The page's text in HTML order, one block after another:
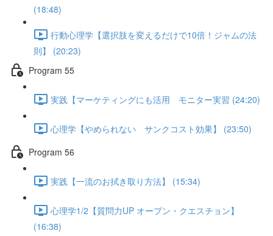
(18:48)
行動心理学【選択肢を変えるだけで10倍！ジャムの法
則】 (20:23)
Program 55
実践【マーケティングにも活用 モニター実習 (24:20)
心理学【やめられない サンクコスト効果】 (23:50)
Program 56
実践【一流のお拭き取り方法】 (15:34)
心理学1/2【質問力UP オープン・クエスチョン】
(16:38)